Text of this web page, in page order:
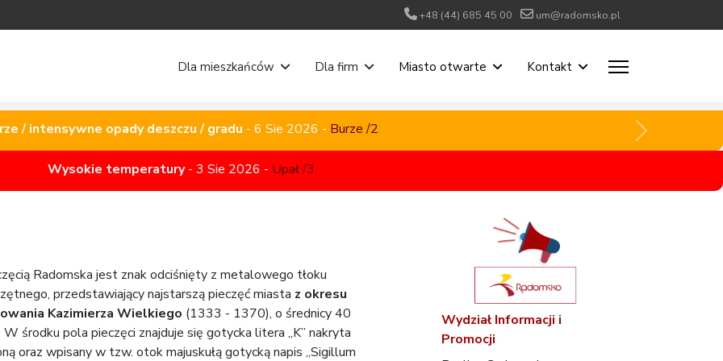
+48 (44) 685 45 00 um@radomsko.pl
Dla mieszkańców Dla firm Miasto otwarte Kontakt
/ intensywne opady deszczu / gradu - 6 Sie 2026 - Burze /2
/ intensywne opady deszczu / gradu - 6 Sie 2026 - Burze /2
Wysokie temperatury- 3 Sie 2026 - Upał /3
Radomska jest znak odciśnięty z metalowego tłoku
przedstawiający najstarszą pieczęć miasta z okresu
Kazimierza Wielkiego (1333 - 1370), o średnicy 40
W środku pola pieczęci znajduje się gotycka litera „K” nakryta
oraz wpisany w tzw. otok majuskułą gotycką napis „Sigillum
Wydział Informacji i
Promocji